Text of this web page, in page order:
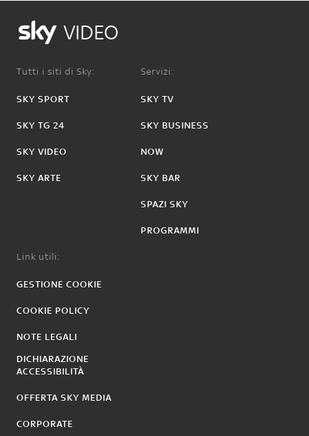
VIDEO
Tutti i siti di Sky:
SKY SPORT
SKY TG 24
SKY VIDEO
SKY ARTE
Servizi:
SKY TV
SKY BUSINESS
NOW
SKY BAR
SPAZI SKY
PROGRAMMI
Link utili:
GESTIONE COOKIE
COOKIE POLICY
NOTE LEGALI
DICHIARAZIONE
ACCESSIBILITÀ
OFFERTA SKY MEDIA
CORPORATE